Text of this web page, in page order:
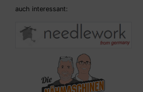
auch interessant: